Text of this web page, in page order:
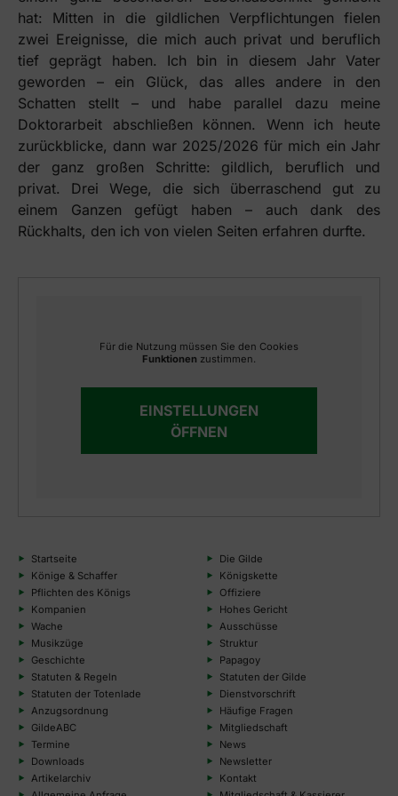
hat: Mitten in die gildlichen Verpflichtungen fielen
zwei Ereignisse, die mich auch privat und beruflich
tief geprägt haben. Ich bin in diesem Jahr Vater
geworden – ein Glück, das alles andere in den
Schatten stellt – und habe parallel dazu meine
Doktorarbeit abschließen können. Wenn ich heute
zurückblicke, dann war 2025/2026 für mich ein Jahr
der ganz großen Schritte: gildlich, beruflich und
privat. Drei Wege, die sich überraschend gut zu
einem Ganzen gefügt haben – auch dank des
Rückhalts, den ich von vielen Seiten erfahren durfte.
Für die Nutzung müssen Sie den Cookies
Funktionen zustimmen.
EINSTELLUNGEN
ÖFFNEN
Startseite
Die Gilde
Könige & Schaffer
Königskette
Pflichten des Königs
Offiziere
Kompanien
Hohes Gericht
Wache
Ausschüsse
Musikzüge
Struktur
Geschichte
Papagoy
Statuten & Regeln
Statuten der Gilde
Statuten der Totenlade
Dienstvorschrift
Anzugsordnung
Häufige Fragen
GildeABC
Mitgliedschaft
Termine
News
Downloads
Newsletter
Artikelarchiv
Kontakt